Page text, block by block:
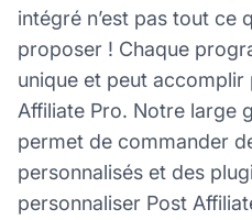
intégré n’est pas tout ce
proposer ! Chaque
unique et peut
Affiliate Pro. Notre large
permet de commander
personnalisés et des
personnaliser Post